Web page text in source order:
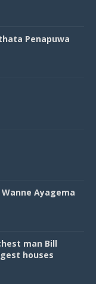
Penapuwa
Ayagema
man Bill
houses